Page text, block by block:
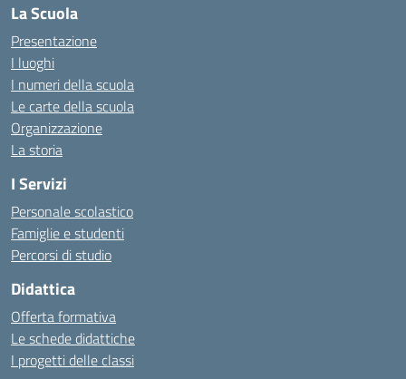
La Scuola
Presentazione
I luoghi
I numeri della scuola
Le carte della scuola
Organizzazione
La storia
I Servizi
Personale scolastico
Famiglie e studenti
Percorsi di studio
Didattica
Offerta formativa
Le schede didattiche
I progetti delle classi